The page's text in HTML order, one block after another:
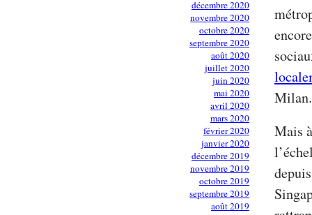
décembre 2020
novembre 2020
octobre 2020
septembre 2020
août 2020
juillet 2020
juin 2020
mai 2020
avril 2020
mars 2020
février 2020
janvier 2020
décembre 2019
novembre 2019
octobre 2019
septembre 2019
août 2019
Milan.
Mais